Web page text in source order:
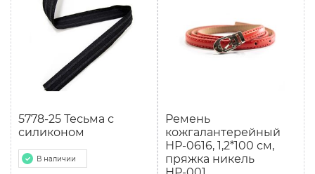
5778-25 Тесьма с
силиконом
В наличии
Ремень
кожгалантерейный
НР-0616, 1,2*100 см,
пряжка никель